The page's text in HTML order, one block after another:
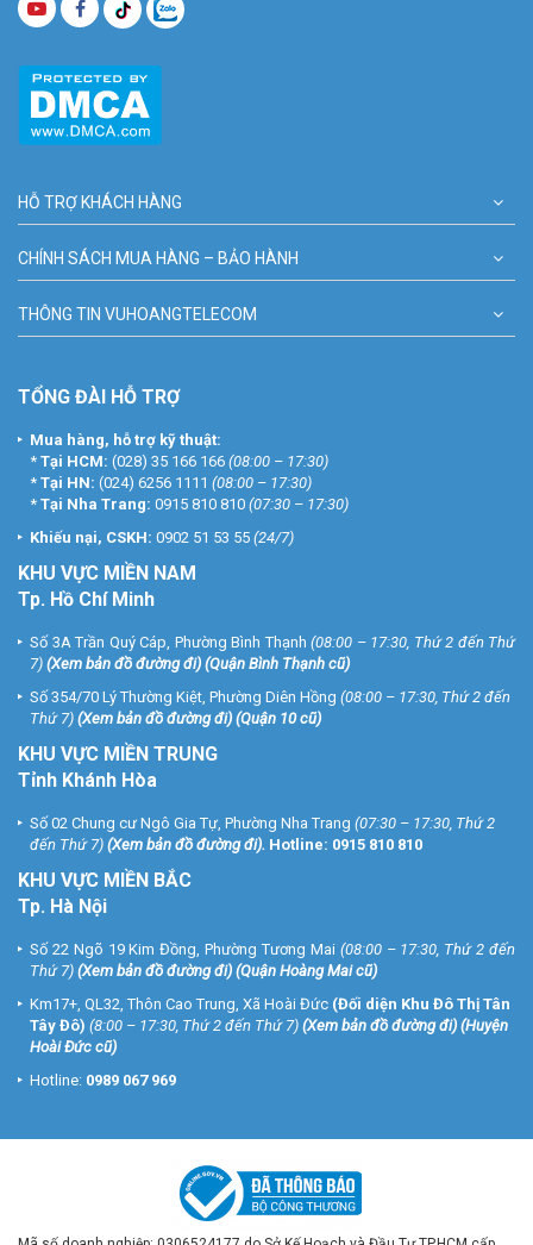
HỖ TRỢ KHÁCH HÀNG
CHÍNH SÁCH MUA HÀNG – BẢO HÀNH
THÔNG TIN VUHOANGTELECOM
TỔNG ĐÀI HỖ TRỢ
Mua hàng, hỗ trợ kỹ thuật:
* Tại HCM: (028) 35 166 166 (08:00 – 17:30)
* Tại HN: (024) 6256 1111 (08:00 – 17:30)
* Tại Nha Trang: 0915 810 810 (07:30 – 17:30)
Khiếu nại, CSKH: 0902 51 53 55 (24/7)
KHU VỰC MIỀN NAM
Tp. Hồ Chí Minh
Số 3A Trần Quý Cáp, Phường Bình Thạnh (08:00 – 17:30, Thứ 2 đến Thứ
7) (Xem bản đồ đường đi) (Quận Bình Thạnh cũ)
Số 354/70 Lý Thường Kiệt, Phường Diên Hồng (08:00 – 17:30, Thứ 2 đến
Thứ 7) (Xem bản đồ đường đi) (Quận 10 cũ)
KHU VỰC MIỀN TRUNG
Tỉnh Khánh Hòa
Số 02 Chung cư Ngô Gia Tự, Phường Nha Trang (07:30 – 17:30, Thứ 2
đến Thứ 7) (Xem bản đồ đường đi). Hotline: 0915 810 810
KHU VỰC MIỀN BẮC
Tp. Hà Nội
Số 22 Ngõ 19 Kim Đồng, Phường Tương Mai (08:00 – 17:30, Thứ 2 đến
Thứ 7) (Xem bản đồ đường đi) (Quận Hoàng Mai cũ)
Km17+, QL32, Thôn Cao Trung, Xã Hoài Đức (Đối diện Khu Đô Thị Tân
Tây Đô) (8:00 – 17:30, Thứ 2 đến Thứ 7) (Xem bản đồ đường đi) (Huyện
Hoài Đức cũ)
Hotline: 0989 067 969